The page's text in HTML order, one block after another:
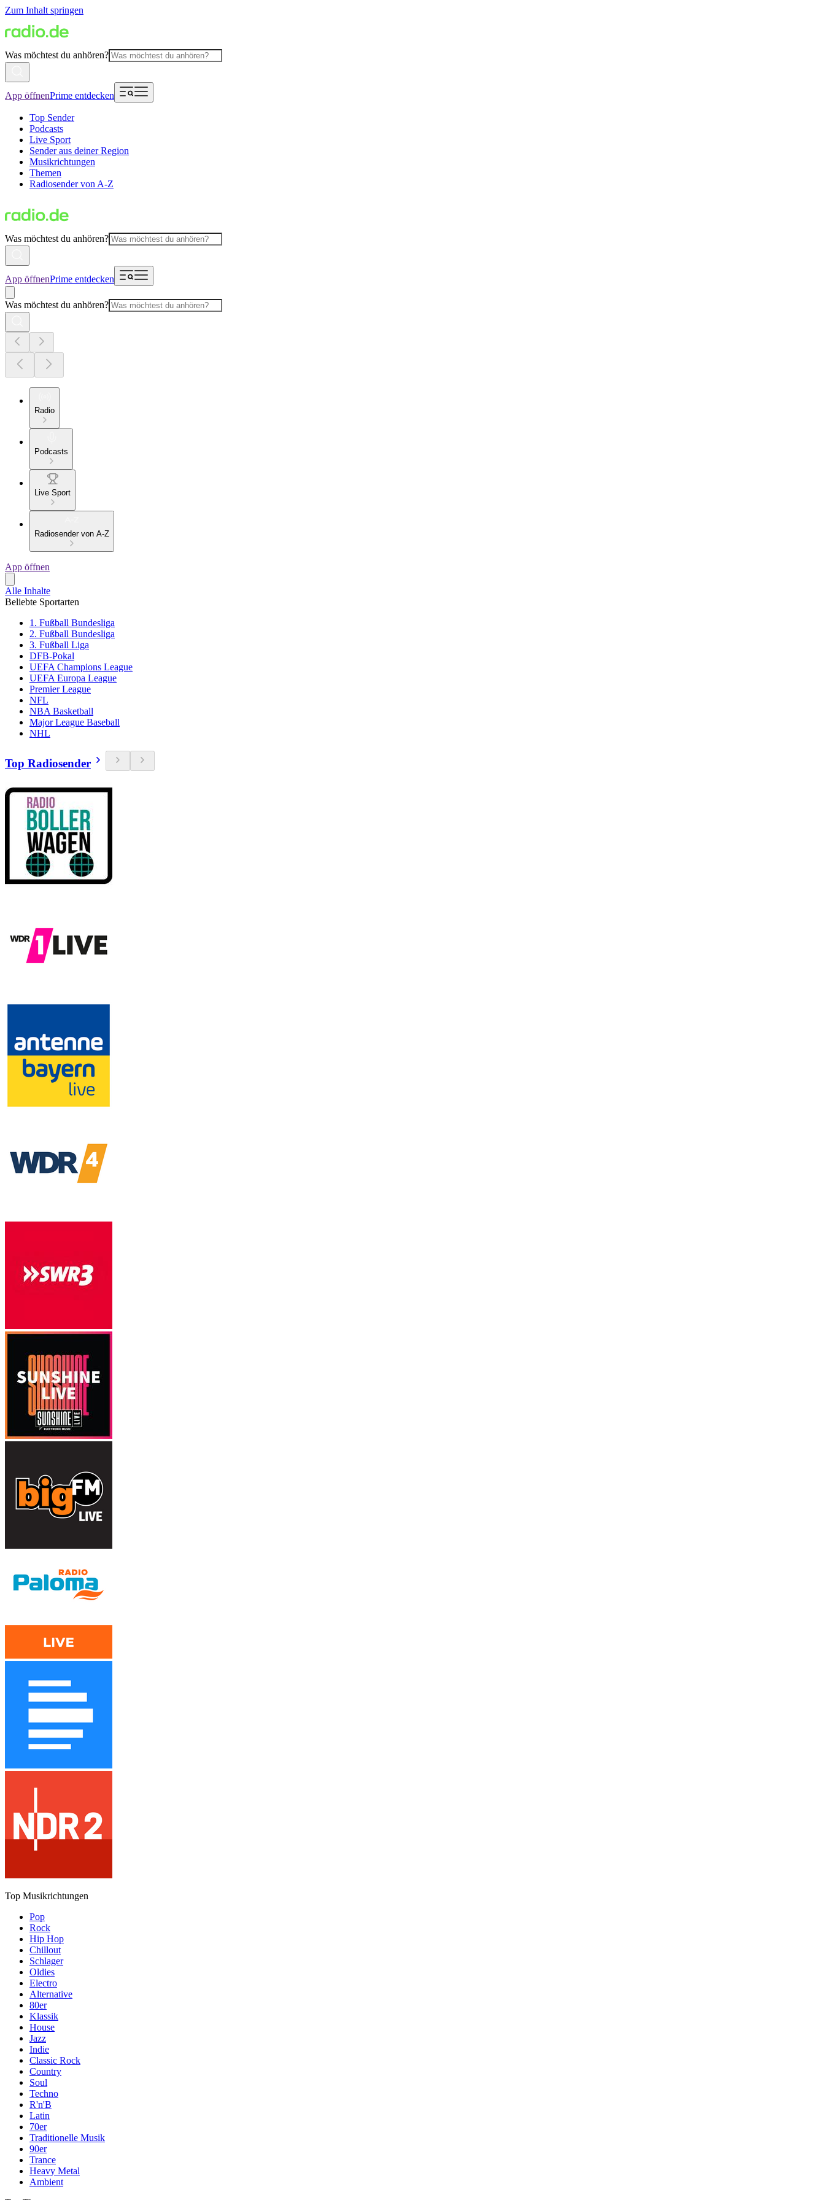
Zum Inhalt springen
Was möchtest du anhören?
App öffnenPrime entdecken
Top Sender
Podcasts
Live Sport
Sender aus deiner Region
Musikrichtungen
Themen
Radiosender von A-Z
Was möchtest du anhören?
App öffnenPrime entdecken
Was möchtest du anhören?
Radio
Podcasts
Live Sport
Radiosender von A-Z
App öffnen
Alle Inhalte
Beliebte Sportarten
1. Fußball Bundesliga
2. Fußball Bundesliga
3. Fußball Liga
DFB-Pokal
UEFA Champions League
UEFA Europa League
Premier League
NFL
NBA Basketball
Major League Baseball
NHL
Top Radiosender
Top Musikrichtungen
Pop
Rock
Hip Hop
Chillout
Schlager
Oldies
Electro
Alternative
80er
Klassik
House
Jazz
Indie
Classic Rock
Country
Soul
Techno
R'n'B
Latin
70er
Traditionelle Musik
90er
Trance
Heavy Metal
Ambient